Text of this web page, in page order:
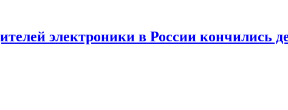
электроники в России кончились